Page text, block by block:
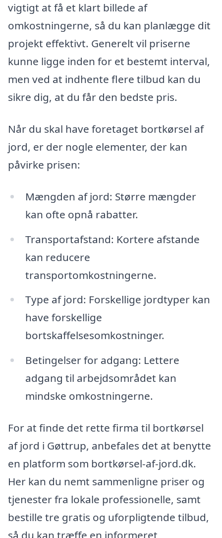
vigtigt at få et klart billede af
omkostningerne, så du kan planlægge dit
projekt effektivt. Generelt vil priserne
kunne ligge inden for et bestemt interval,
men ved at indhente flere tilbud kan du
sikre dig, at du får den bedste pris.
Når du skal have foretaget bortkørsel af
jord, er der nogle elementer, der kan
påvirke prisen:
Mængden af jord: Større mængder
kan ofte opnå rabatter.
Transportafstand: Kortere afstande
kan reducere
transportomkostningerne.
Type af jord: Forskellige jordtyper kan
have forskellige
bortskaffelsesomkostninger.
Betingelser for adgang: Lettere
adgang til arbejdsområdet kan
mindske omkostningerne.
For at finde det rette firma til bortkørsel
af jord i Gøttrup, anbefales det at benytte
en platform som bortkørsel-af-jord.dk.
Her kan du nemt sammenligne priser og
tjenester fra lokale professionelle, samt
bestille tre gratis og uforpligtende tilbud,
så du kan træffe en informeret